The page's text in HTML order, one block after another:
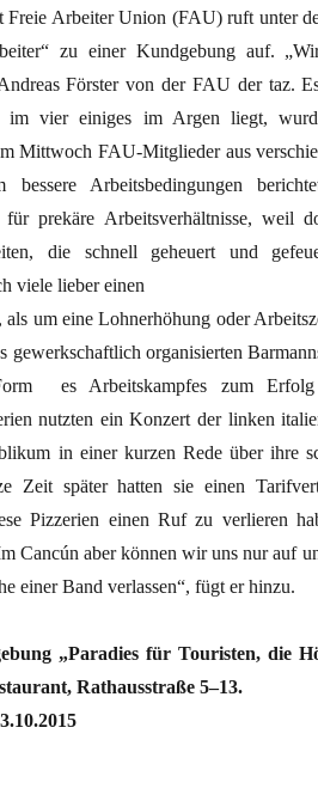
Freie Arbeiter Union (FAU) ruft unter
zu einer Kundgebung auf. „Wir
Förster von der FAU der taz.
im vier einiges im Argen liegt,
Mittwoch FAU-Mitglieder aus
Arbeitsbedingungen
für prekäre Arbeitsverhältnisse, weil
die schnell geheuert und
viele lieber einen
als um eine Lohnerhöhung oder
gewerkschaftlich organisierten
es Arbeitskampfes zum
nutzten ein Konzert der linken
in einer kurzen Rede über ihre
Zeit später hatten sie einen
Pizzerien einen Ruf zu verlieren
Cancún aber können wir uns nur auf
einer Band verlassen“, fügt er hinzu.
„Paradies für Touristen, die
Rathausstraße 5–13.